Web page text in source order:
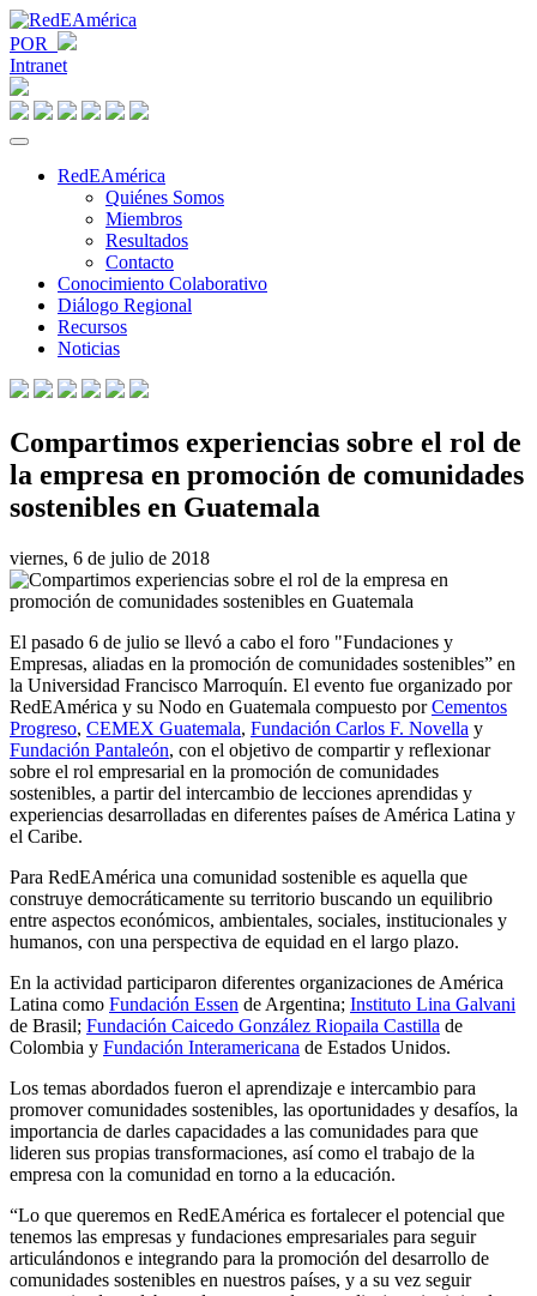
POR
Intranet
RedEAmérica
Quiénes Somos
Miembros
Resultados
Contacto
Conocimiento Colaborativo
Diálogo Regional
Recursos
Noticias
Compartimos experiencias sobre el rol de
la empresa en promoción de comunidades
sostenibles en Guatemala
viernes, 6 de julio de 2018
El pasado 6 de julio se llevó a cabo el foro "Fundaciones y
Empresas, aliadas en la promoción de comunidades sostenibles” en
la Universidad Francisco Marroquín. El evento fue organizado por
RedEAmérica y su Nodo en Guatemala compuesto porCementos
Progreso, CEMEX Guatemala, Fundación Carlos F. Novella y
Fundación Pantaleón, con el objetivo de compartir y reflexionar
sobre el rol empresarial en la promoción de comunidades
sostenibles, a partir del intercambio de lecciones aprendidas y
experiencias desarrolladas en diferentes países de América Latina y
el Caribe.
Para RedEAmérica una comunidad sostenible es aquella que
construye democráticamente su territorio buscando un equilibrio
entre aspectos económicos, ambientales, sociales, institucionales y
humanos, con una perspectiva de equidad en el largo plazo.
En la actividad participaron diferentes organizaciones de América
Latina como Fundación Essen de Argentina; Instituto Lina Galvani
de Brasil; Fundación Caicedo González Riopaila Castilla de
Colombia y Fundación Interamericana de Estados Unidos.
Los temas abordados fueron el aprendizaje e intercambio para
promover comunidades sostenibles, las oportunidades y desafíos, la
importancia de darles capacidades a las comunidades para que
lideren sus propias transformaciones, así como el trabajo de la
empresa con la comunidad en torno a la educación.
“Lo que queremos en RedEAmérica es fortalecer el potencial que
tenemos las empresas y fundaciones empresariales para seguir
articulándonos e integrando para la promoción del desarrollo de
comunidades sostenibles en nuestros países, y a su vez seguir